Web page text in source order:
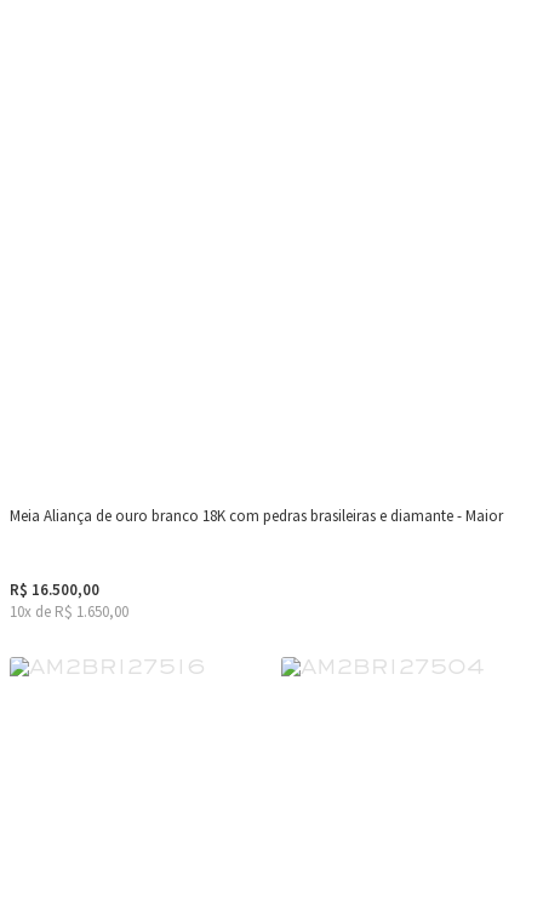
Meia Aliança de ouro branco 18K com pedras brasileiras e diamante - Maior
R$ 16.500,00
10x de R$ 1.650,00